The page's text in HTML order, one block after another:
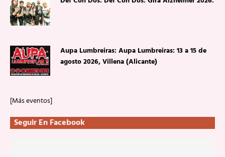
Aupa Lumbreiras: Aupa Lumbreiras: 13 a 15 de
agosto 2026, Villena (Alicante)
[Más eventos]
Seguir En Facebook